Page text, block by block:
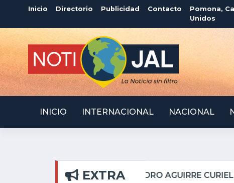
Inicio Directorio Publicidad Contacto
Pomona,
Unidos
INICIO INTERNACIONAL NACIONAL
EXTRA